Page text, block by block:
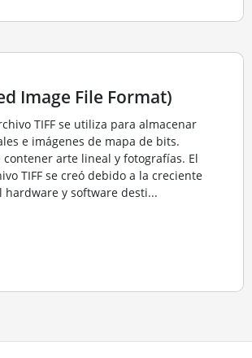
Image File Format)
TIFF se utiliza para almacenar
e imágenes de mapa de bits.
arte lineal y fotografías. El
TIFF se creó debido a la creciente
y software desti...